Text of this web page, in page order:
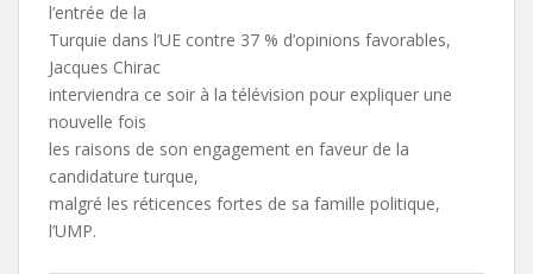
l’entrée de la
Turquie dans l’UE contre 37 % d’opinions favorables,
Jacques Chirac
interviendra ce soir à la télévision pour expliquer une
nouvelle fois
les raisons de son engagement en faveur de la
candidature turque,
malgré les réticences fortes de sa famille politique,
l’UMP.